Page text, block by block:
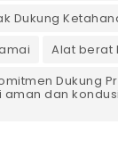
Dukung
Alat berat
Dukung
aman dan